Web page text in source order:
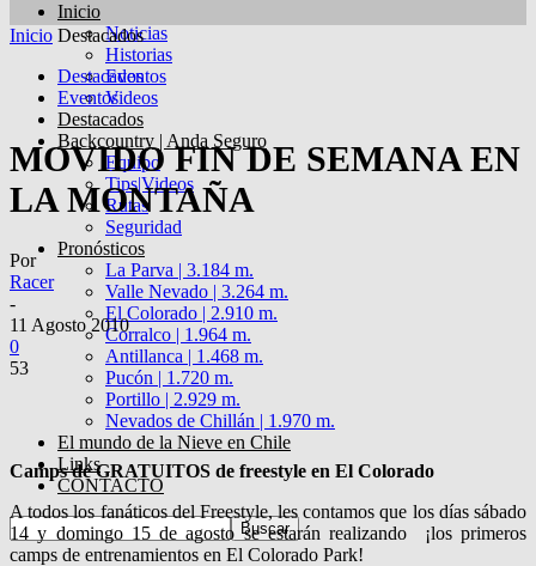
Inicio
Noticias
Historias
Eventos
Videos
Destacados
Backcountry | Anda Seguro
Equipo
Tips|Videos
Rutas
Seguridad
Pronósticos
La Parva | 3.184 m.
Valle Nevado | 3.264 m.
El Colorado | 2.910 m.
Corralco | 1.964 m.
Antillanca | 1.468 m.
Pucón | 1.720 m.
Portillo | 2.929 m.
Nevados de Chillán | 1.970 m.
El mundo de la Nieve en Chile
Links
CONTACTO
Inicio Destacados
Destacados
Eventos
MOVIDO FIN DE SEMANA EN
LA MONTAÑA
Por
Racer
-
11 Agosto 2010
0
53
Camps de GRATUITOS de freestyle en El Colorado
A todos los fanáticos del Freestyle, les contamos que los días sábado
14 y domingo 15 de agosto se estarán realizando ¡los primeros
camps de entrenamientos en El Colorado Park!